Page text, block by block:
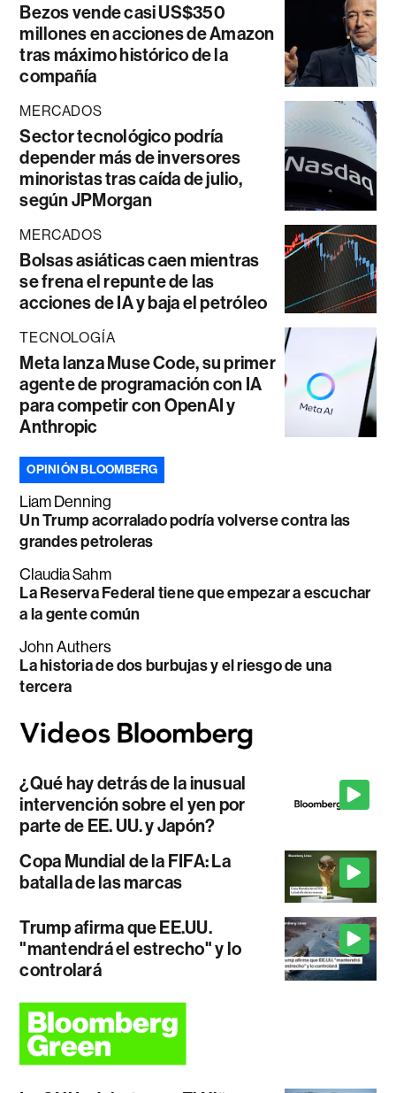
Bezos vende casi US$350
millones en acciones de Amazon
tras máximo histórico de la
compañía
MERCADOS
Sector tecnológico podría
depender más de inversores
minoristas tras caída de julio,
según JPMorgan
MERCADOS
Bolsas asiáticas caen mientras
se frena el repunte de las
acciones de IA y baja el petróleo
TECNOLOGÍA
Meta lanza Muse Code, su primer
agente de programación con IA
para competir con OpenAI y
Anthropic
OPINIÓN BLOOMBERG
Liam Denning
Un Trump acorralado podría volverse contra las
grandes petroleras
Claudia Sahm
La Reserva Federal tiene que empezar a escuchar
a la gente común
John Authers
La historia de dos burbujas y el riesgo de una
tercera
¿Qué hay detrás de la inusual
intervención sobre el yen por
parte de EE. UU. y Japón?
Copa Mundial de la FIFA: La
batalla de las marcas
Trump afirma que EE.UU.
"mantendrá el estrecho" y lo
controlará